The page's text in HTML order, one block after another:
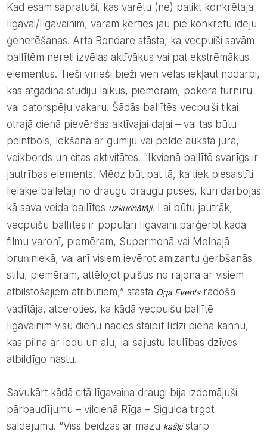
Kad esam sapratuši, kas varētu (ne) patikt konkrētajai
līgavai/līgavainim, varam ķerties jau pie konkrētu ideju
ģenerēšanas. Arta Bondare stāsta, ka vecpuiši savām
ballītēm nereti izvēlas aktīvākus vai pat ekstrēmākus
elementus. Tieši vīrieši bieži vien vēlas iekļaut nodarbi,
kas atgādina studiju laikus, piemēram, pokera turnīru
vai datorspēļu vakaru. Šādās ballītēs vecpuiši tikai
otrajā dienā pievēršas aktīvajai daļai – vai tas būtu
peintbols, lēkšana ar gumiju vai pelde aukstā jūrā,
veikbords un citas aktivitātes. “Ikvienā ballītē svarīgs ir
jautrības elements. Mēdz būt pat tā, ka tiek piesaistīti
lielākie ballētāji no draugu draugu puses, kuri darbojas
kā sava veida ballītes uzkurinātāji. Lai būtu jautrāk,
vecpuišu ballītēs ir populāri līgavaini pārģērbt kādā
filmu varonī, piemēram, Supermenā vai Melnajā
bruņiniekā, vai arī visiem ievērot amizantu ģerbšanās
stilu, piemēram, attēlojot puišus no rajona ar visiem
atbilstošajiem atribūtiem,” stāsta Oga Eventsradošā
vadītāja, atceroties, ka kādā vecpuišu ballītē
līgavainim visu dienu nācies staipīt līdzi piena kannu,
kas pilna ar ledu un alu, lai sajustu laulības dzīves
atbildīgo nastu.
Savukārt kādā citā līgavaiņa draugi bija izdomājuši
pārbaudījumu – vilcienā Rīga – Sigulda tirgot
saldējumu. “Viss beidzās ar mazu kašķistarp